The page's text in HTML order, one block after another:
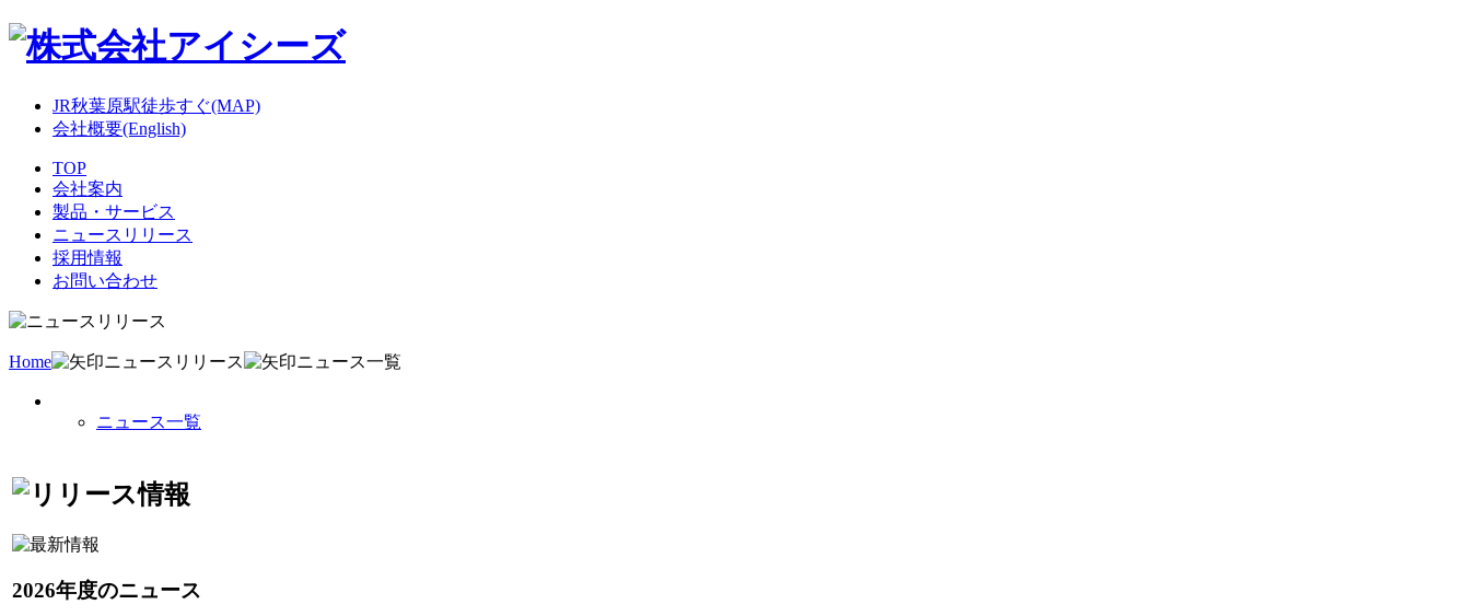
JR秋葉原駅徒歩すぐ(MAP)
会社概要(English)
TOP
会社案内
製品・サービス
ニュースリリース
採用情報
お問い合わせ
Home ニュースリリース ニュース一覧
ニュース一覧
2026年度のニュース